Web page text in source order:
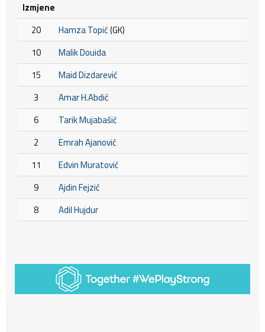
Izmjene
20
Hamza Topić(GK)
10
Malik Douida
15
Maid Dizdarević
3
Amar H.Abdić
6
Tarik Mujabašić
2
Emrah Ajanović
11
Edvin Muratović
9
Ajdin Fejzić
8
Adil Hujdur